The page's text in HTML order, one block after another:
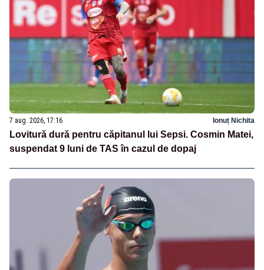
7 aug. 2026, 17:16 Ionuț Nichita
Lovitură dură pentru căpitanul lui Sepsi. Cosmin Matei,
suspendat 9 luni de TAS în cazul de dopaj